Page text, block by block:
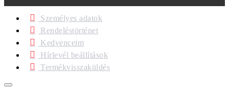
Személyes adatok
Rendeléstörténet
Kedvenceim
Hírlevél beállítások
Termékvisszaküldés